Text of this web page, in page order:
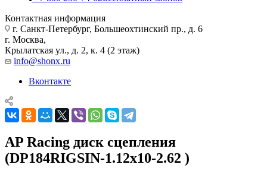
Контактная информация
г. Санкт-Петербург, Большеохтинский пр., д. 6
г. Москва,
Крылатская ул., д. 2, к. 4 (2 этаж)
info@shonx.ru
Вконтакте
AP Racing диск сцепления
(DP184RIGSIN-1.12x10-2.62 )